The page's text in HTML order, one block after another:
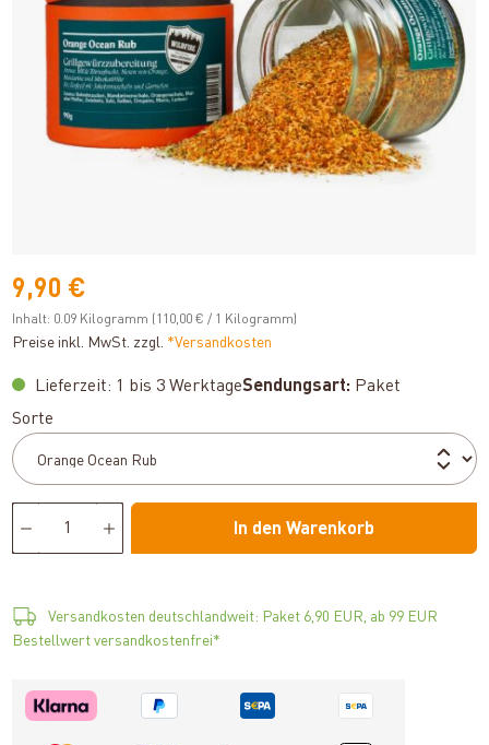
9,90 €
Inhalt: 0.09 Kilogramm (110,00 € / 1 Kilogramm)
Preise inkl. MwSt. zzgl. *Versandkosten
Lieferzeit: 1 bis 3 WerktageSendungsart: Paket
Sorte
In den Warenkorb
Versandkosten deutschlandweit: Paket 6,90 EUR, ab 99 EUR
Bestellwert versandkostenfrei*